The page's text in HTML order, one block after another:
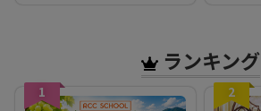
ランキング
1 2